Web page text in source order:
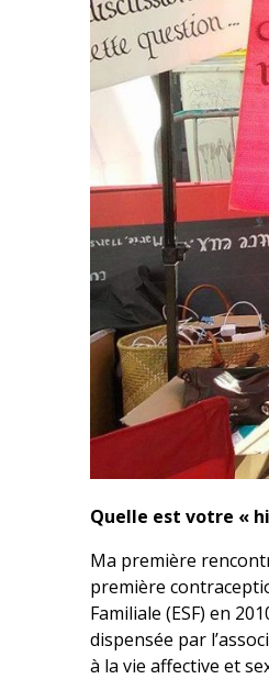
Quelle est votre «
Ma première
première
Familiale (ESF) en
dispensée par
à la vie affective et